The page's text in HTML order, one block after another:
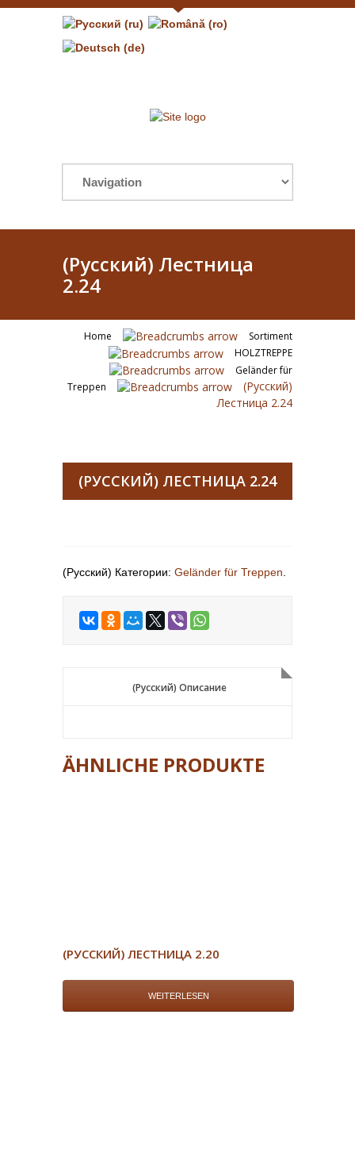
(Русский) Лестница
2.24
Home
Sortiment
HOLZTREPPE
Geländer für
Treppen
(Русский)
Лестница 2.24
(РУССКИЙ) ЛЕСТНИЦА 2.24
(Русский) Категории: Geländer für Treppen
(Русский) Описание
(Русский) Описание
ÄHNLICHE PRODUKTE
(РУССКИЙ) ЛЕСТНИЦА 2.20
WEITERLESEN